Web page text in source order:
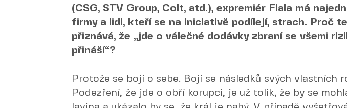
(CSG, STV Group, Colt, atd.), expremiér Fiala má
firmy a lidi, kteří se na iniciativě podílejí, strach. Proč
přiznává, že „jde o válečné dodávky zbraní se všemi
přináší“?
Protože se bojí o sebe. Bojí se následků svých vlastních
Podezření, že jde o obří korupci, je už tolik, že by se